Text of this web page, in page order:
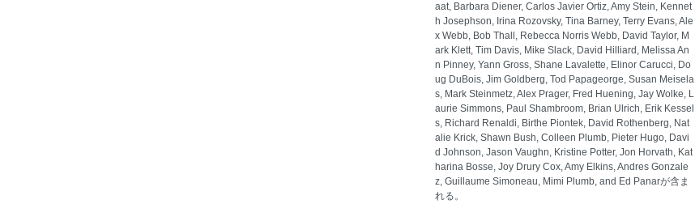
aat, Barbara Diener, Carlos Javier Ortiz, Amy Stein, Kennet
h Josephson, Irina Rozovsky, Tina Barney, Terry Evans, Ale
x Webb, Bob Thall, Rebecca Norris Webb, David Taylor, M
ark Klett, Tim Davis, Mike Slack, David Hilliard, Melissa An
n Pinney, Yann Gross, Shane Lavalette, Elinor Carucci, Do
ug DuBois, Jim Goldberg, Tod Papageorge, Susan Meisela
s, Mark Steinmetz, Alex Prager, Fred Huening, Jay Wolke, L
aurie Simmons, Paul Shambroom, Brian Ulrich, Erik Kessel
s, Richard Renaldi, Birthe Piontek, David Rothenberg, Nat
alie Krick, Shawn Bush, Colleen Plumb, Pieter Hugo, Davi
d Johnson, Jason Vaughn, Kristine Potter, Jon Horvath, Kat
harina Bosse, Joy Drury Cox, Amy Elkins, Andres Gonzale
z, Guillaume Simoneau, Mimi Plumb, and Ed Panarが含ま
れる。